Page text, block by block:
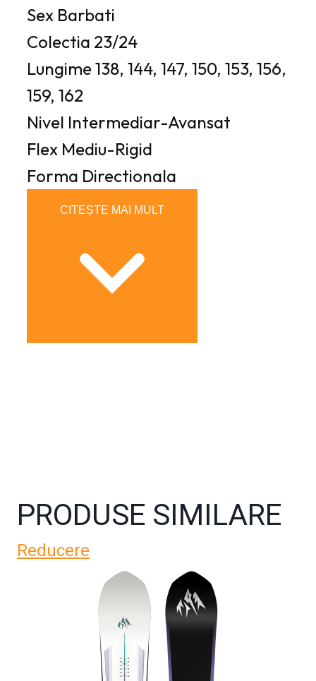
Sex Barbati
Colectia 23/24
Lungime138, 144, 147, 150, 153, 156,
159, 162
Nivel Intermediar-Avansat
Flex Mediu-Rigid
Forma Directionala
PRODUSE SIMILARE
Reducere